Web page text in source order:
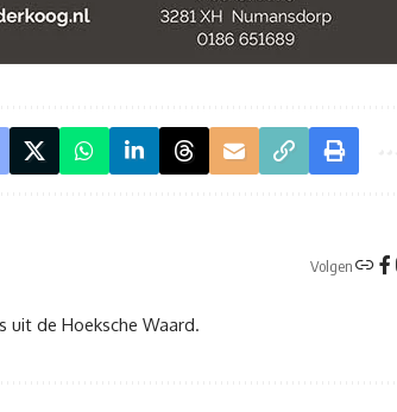
Volgen
uit de Hoeksche Waard.